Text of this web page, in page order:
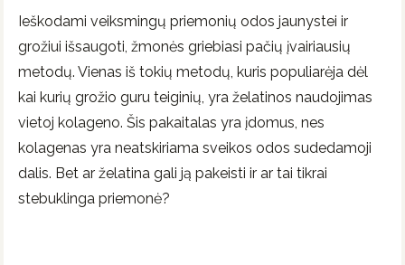
Ieškodami veiksmingų priemonių odos jaunystei ir
grožiui išsaugoti, žmonės griebiasi pačių įvairiausių
metodų. Vienas iš tokių metodų, kuris populiarėja dėl
kai kurių grožio guru teiginių, yra želatinos naudojimas
vietoj kolageno. Šis pakaitalas yra įdomus, nes
kolagenas yra neatskiriama sveikos odos sudedamoji
dalis. Bet ar želatina gali ją pakeisti ir ar tai tikrai
stebuklinga priemonė?